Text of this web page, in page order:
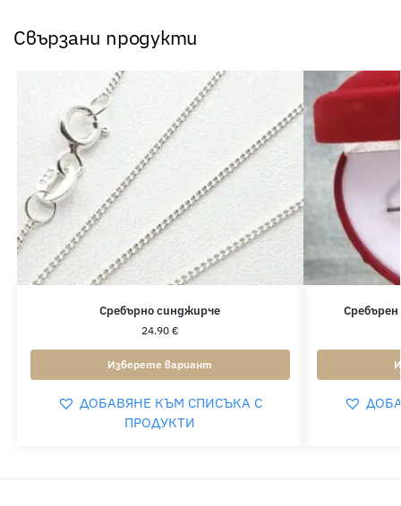
Свързани продукти
Сребърно синджирче
24.90 €
Изберете вариант
ДОБАВЯНЕ КЪМ СПИСЪКА С
ПРОДУКТИ